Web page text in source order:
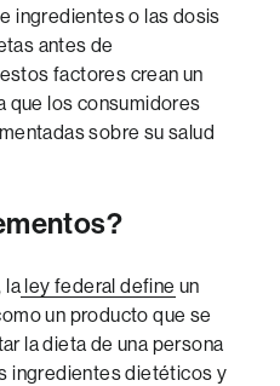
ingredientes o las dosis
antes de
factores crean un
que los consumidores
sobre su salud
la ley federal define un
un producto que se
la dieta de una persona
ingredientes dietéticos y